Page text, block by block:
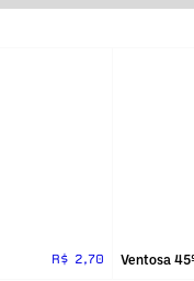
R$ 2,70 Ventosa